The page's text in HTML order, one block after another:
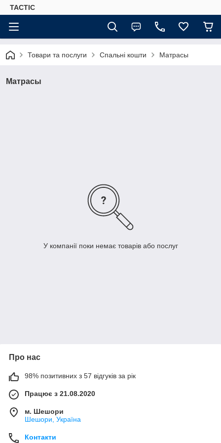
TACTIC
Товари та послуги Спальні кошти Матрасы
Матрасы
У компанії поки немає товарів або послуг
Про нас
98% позитивних з 57 відгуків за рік
Працює з 21.08.2020
м. Шешори
Шешори, Україна
Контакти